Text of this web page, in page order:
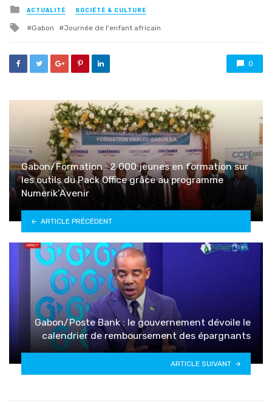
Posted
in
ACTUALITÉ SOCIÉTÉ & CULTURE
Tagged
Gabon Journée de l'enfant africain
0
Gabon/Formation : 2 000 jeunes en formation sur
les outils du Pack Office grâce au programme
Numerik’Avenir
ARTICLE PRÉCÉDENT
Gabon/Poste Bank : le gouvernement dévoile le
calendrier de remboursement des épargnants
ARTICLE SUIVANT